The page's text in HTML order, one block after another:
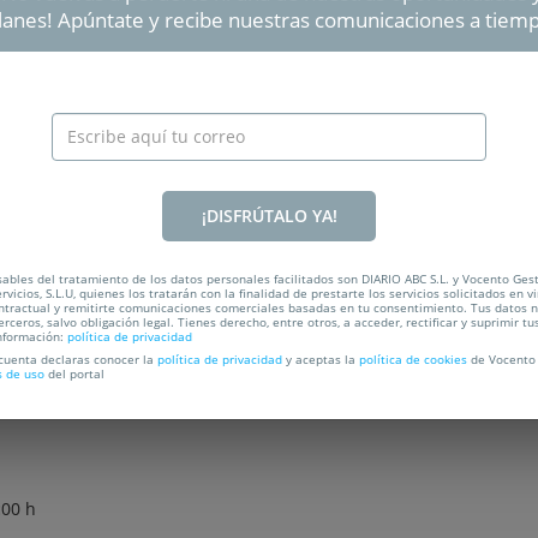
Menú para dos en Casa Curro
dos personas en la tabernaCasa Currode Madrid. Fundada en
de los imprescindibles a la hora de picar algo por la Cava
cocinados con gran dedicación.
vuelven una y otra vez a esta taberna, son lasgambas de
sal, conseguirán teletransportarte a las playas de Huelva. ¿A
23
h
Apúntate y recibe nuestras comunicaciones a
¡DISFRÚTALO YA!
del tratamiento de los datos personales facilitados son DIARIO ABC S.L. y Vocento
S.L.U, quienes los tratarán con la finalidad de prestarte los servicios solicitados en
y remitirte comunicaciones comerciales basadas en tu consentimiento. Tus datos
salvo obligación legal. Tienes derecho, entre otros, a acceder, rectificar y suprimir
política de privacidad
declaras conocer la política de privacidad y aceptas la política de cookies de
de uso del portal